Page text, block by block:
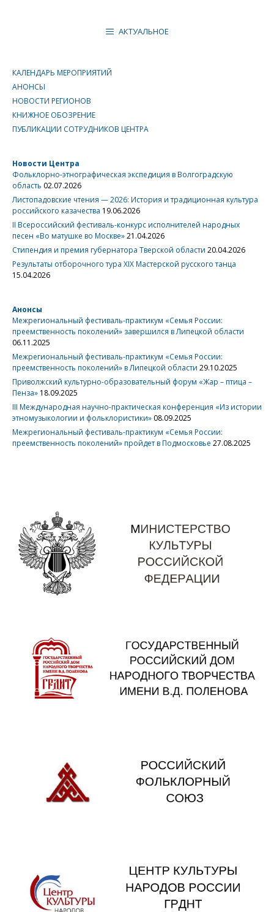
АКТУАЛЬНОЕ
КАЛЕНДАРЬ МЕРОПРИЯТИЙ
АНОНСЫ
НОВОСТИ РЕГИОНОВ
КНИЖНОЕ ОБОЗРЕНИЕ
ПУБЛИКАЦИИ СОТРУДНИКОВ ЦЕНТРА
Новости Центра
Фольклорно-этнографическая экспедиция в Волгоградскую
область 02.07.2026
Листопадовские чтения — 2026: История и традиционная культура
российского казачества 19.06.2026
II Всероссийский фестиваль-конкурс исполнителей народных
песен «Во матушке во Москве»21.04.2026
Стипендия и премия губернатора Тверской области 20.04.2026
Результаты отборочного тура XIX Мастерской русского танца
15.04.2026
Анонсы
Межрегиональный фестиваль-практикум «Семья России:
преемственность поколений» завершился в Липецкой области
06.11.2025
Межрегиональный фестиваль-практикум «Семья России:
преемственность поколений» в Липецкой области 29.10.2025
Приволжский культурно-образовательный форум «Жар – птица –
Пенза» 18.09.2025
III Международная научно-практическая конференция «Из истории
этномузыкологии и фольклористики» 08.09.2025
Межрегиональный фестиваль-практикум «Семья России:
преемственность поколений» пройдет в Подмосковье 27.08.2025